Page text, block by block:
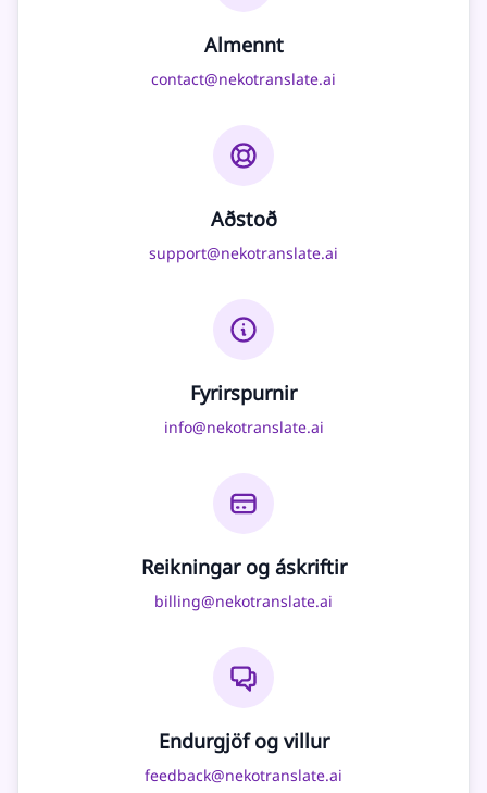
Almennt
contact@nekotranslate.ai
Aðstoð
support@nekotranslate.ai
Fyrirspurnir
info@nekotranslate.ai
Reikningar og áskriftir
billing@nekotranslate.ai
Endurgjöf og villur
feedback@nekotranslate.ai